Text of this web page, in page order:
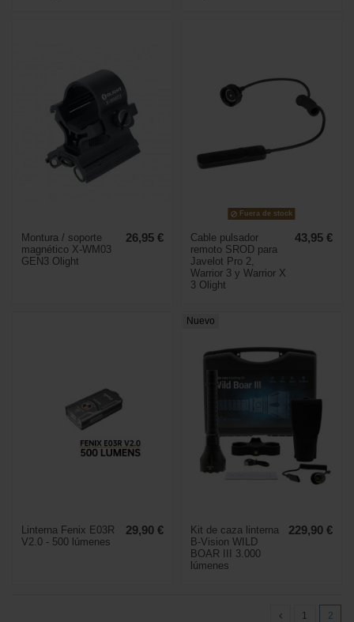
Montura / soporte
magnético X-WM03
GEN3 Olight
26,95 €
Fuera de stock
Cable pulsador
remoto SROD para
Javelot Pro 2,
Warrior 3 y Warrior X
3 Olight
43,95 €
Linterna Fenix E03R
V2.0 - 500 lúmenes
29,90 €
Nuevo
Kit de caza linterna
B-Vision WILD
BOAR III 3.000
lúmenes
229,90 €
1 2